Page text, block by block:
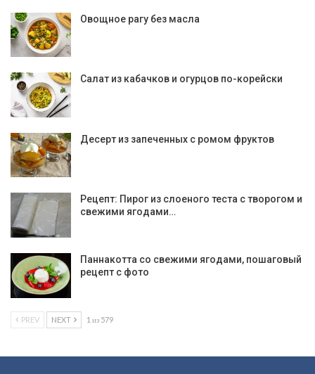
Овощное рагу без масла
Салат из кабачков и огурцов по-корейски
Десерт из запеченных с ромом фруктов
Рецепт: Пирог из слоеного теста с творогом и
свежими ягодами…
Паннакотта со свежими ягодами, пошаговый
рецепт с фото
PREV NEXT 1 из 579